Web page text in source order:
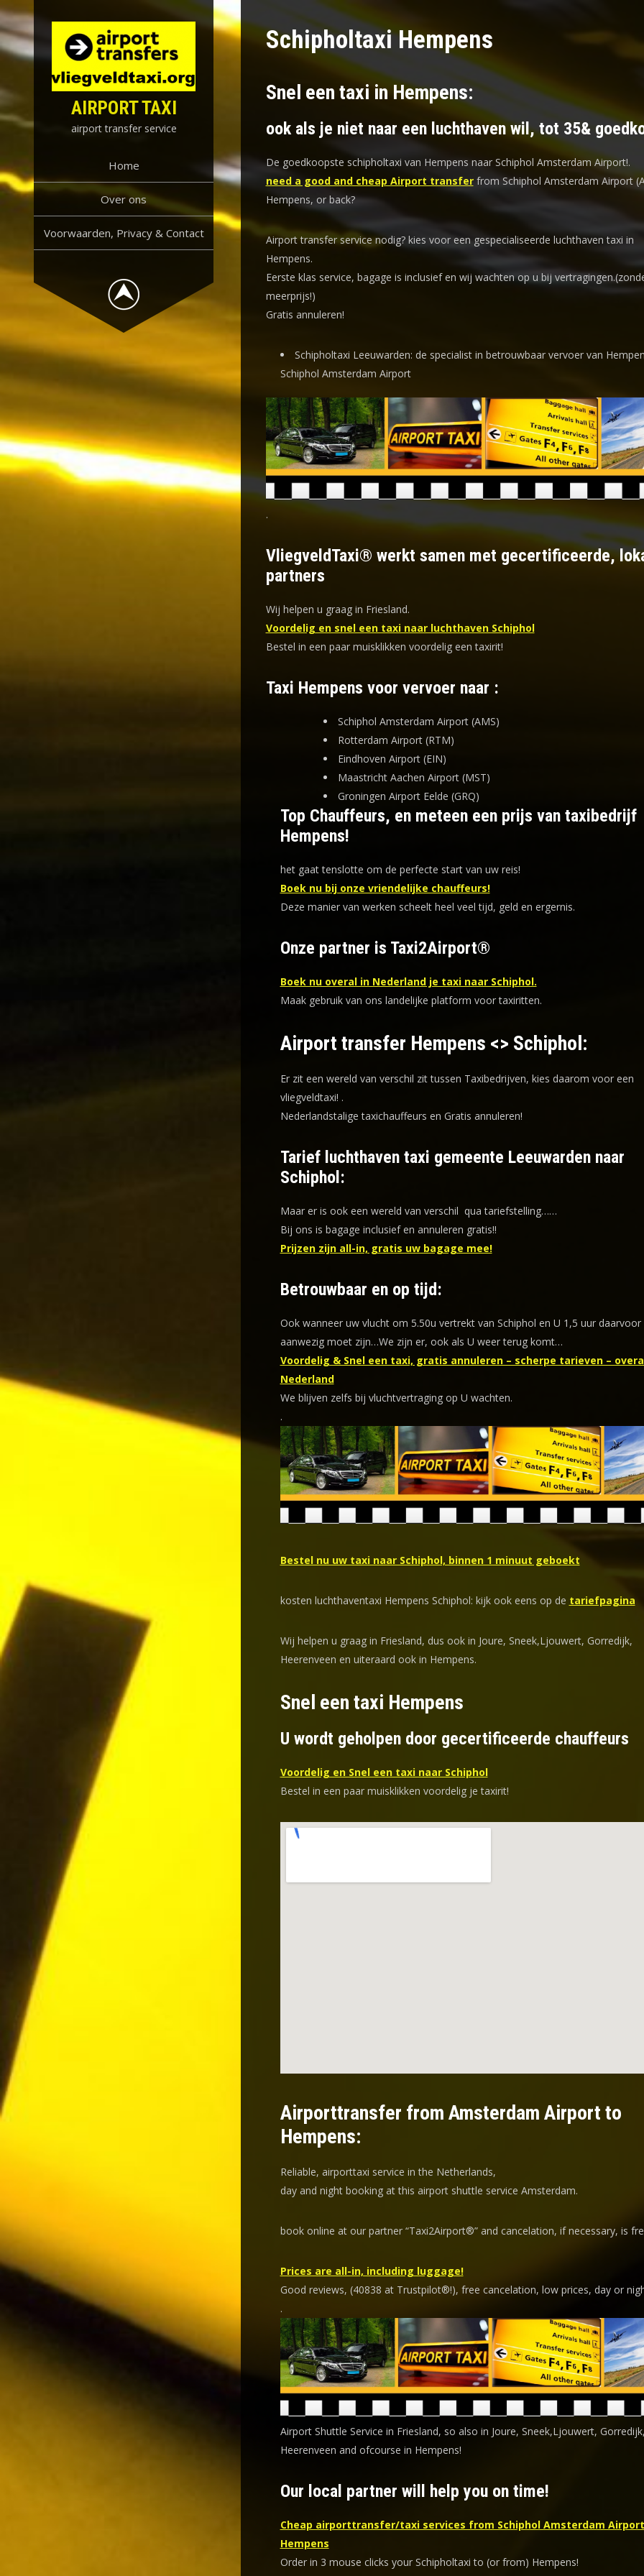
Skip
to
content
AIRPORT TAXI
airport transfer service
Home
Over ons
Voorwaarden, Privacy & Contact
Schipholtaxi Hempens
Snel een taxi in Hempens:
ook als je niet naar een luchthaven wil, tot 35&
De goedkoopste schipholtaxi van Hempens naar Schiphol Amsterdam Airport!.
need a good and cheap Airport transferfrom Schiphol Amsterdam Airport
Hempens, or back?
Airport transfer service nodig? kies voor een gespecialiseerde luchthaven taxi in
Hempens.
Eerste klas service, bagage is inclusief en wij wachten op u bij
meerprijs!)
Gratis annuleren!
Schipholtaxi Leeuwarden: de specialist in betrouwbaar vervoer van
Schiphol Amsterdam Airport
.
VliegveldTaxi® werkt samen met gecertificeerde,
partners
Wij helpen u graag in Friesland.
Voordelig en snel een taxi naar luchthaven Schiphol
Bestel in een paar muisklikken voordelig een taxirit!
Taxi Hempens voor vervoer naar :
Schiphol Amsterdam Airport (AMS)
Rotterdam Airport (RTM)
Eindhoven Airport (EIN)
Maastricht Aachen Airport (MST)
Groningen Airport Eelde (GRQ)
Top Chauffeurs, en meteen een prijs van taxibedrijf
Hempens!
het gaat tenslotte om de perfecte start van uw reis!
Boek nu bij onze vriendelijke chauffeurs!
Deze manier van werken scheelt heel veel tijd, geld en ergernis.
Onze partner is Taxi2Airport®
Boek nu overal in Nederland je taxi naar Schiphol.
Maak gebruik van ons landelijke platform voor taxiritten.
Airport transfer Hempens <> Schiphol:
Er zit een wereld van verschil zit tussen Taxibedrijven, kies daarom voor een
vliegveldtaxi! .
Nederlandstalige taxichauffeurs en Gratis annuleren!
Tarief luchthaven taxi gemeente Leeuwarden naar
Schiphol:
Maar er is ook een wereld van verschil qua tariefstelling……
Bij ons is bagage inclusief en annuleren gratis!!
Prijzen zijn all-in, gratis uw bagage mee!
Betrouwbaar en op tijd:
Ook wanneer uw vlucht om 5.50u vertrekt van Schiphol en U 1,5 uur daarvoor
aanwezig moet zijn…We zijn er, ook als U weer terug komt…
Voordelig & Snel een taxi, gratis annuleren – scherpe tarieven –
Nederland
We blijven zelfs bij vluchtvertraging op U wachten.
.
Bestel nu uw taxi naar Schiphol, binnen 1 minuut geboekt
kosten luchthaventaxi Hempens Schiphol: kijk ook eens op de tariefpagina
Wij helpen u graag in Friesland, dus ook in Joure, Sneek,Ljouwert, Gorredijk,
Heerenveen en uiteraard ook in Hempens.
Snel een taxi Hempens
U wordt geholpen door gecertificeerde chauffeurs
Voordelig en Snel een taxi naar Schiphol
Bestel in een paar muisklikken voordelig je taxirit!
Airporttransfer from Amsterdam Airport to
Hempens:
Reliable, airporttaxi service in the Netherlands,
day and night booking at this airport shuttle service Amsterdam.
book online at our partner “Taxi2Airport®” and cancelation, if necessary, is
Prices are all-in, including luggage!
Good reviews, (40838 at Trustpilot®!), free cancelation, low prices, day or
.
Airport Shuttle Service in Friesland, so also in Joure, Sneek,Ljouwert,
Heerenveen and ofcourse in Hempens!
Our local partner will help you on time!
Cheap airporttransfer/taxi services from Schiphol Amsterdam
Hempens
Order in 3 mouse clicks your Schipholtaxi to (or from) Hempens!